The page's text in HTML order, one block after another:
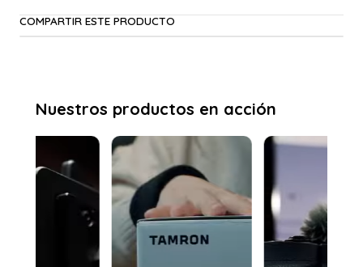
COMPARTIR ESTE PRODUCTO